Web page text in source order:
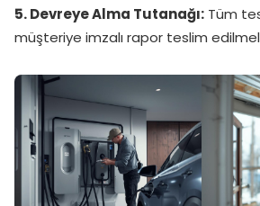
5. Devreye Alma Tutanağı: Tüm
müşteriye imzalı rapor teslim